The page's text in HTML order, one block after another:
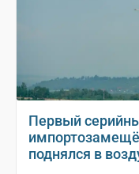
Первый
поднялся в